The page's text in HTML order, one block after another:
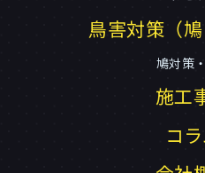
鳥害対策（鳩
鳩対策
施工
コ